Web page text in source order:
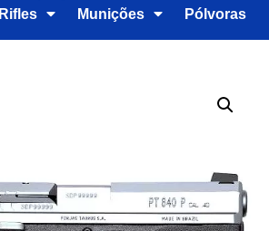
Rifles Munições Pólvoras